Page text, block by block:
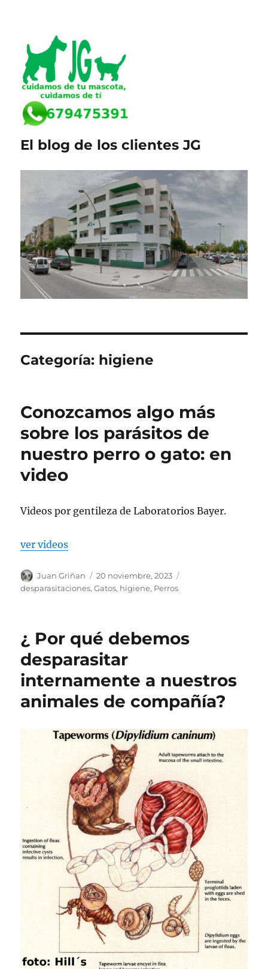
El blog de los clientes JG
Categoría: higiene
Conozcamos algo más
sobre los parásitos de
nuestro perro o gato: en
video
Videos por gentileza de Laboratorios Bayer.
ver videos
Autor
Juan Griñan
Publicado
el
20 noviembre, 2023
desparasitaciones,Gatos, higiene, Perros
¿ Por qué debemos
desparasitar
internamente a nuestros
animales de compañía?